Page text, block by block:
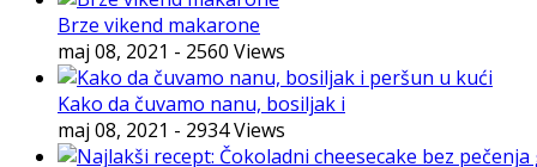
Brze vikend makarone
maj 08, 2021 - 2560 Views
Kako da čuvamo nanu, bosiljak i
maj 08, 2021 - 2934 Views